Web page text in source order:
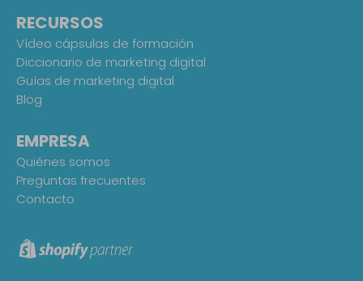
RECURSOS
Vídeo cápsulas de formación
Diccionario de marketing digital
Guías de marketing digital
Blog
EMPRESA
Quiénes somos
Preguntas frecuentes
Contacto